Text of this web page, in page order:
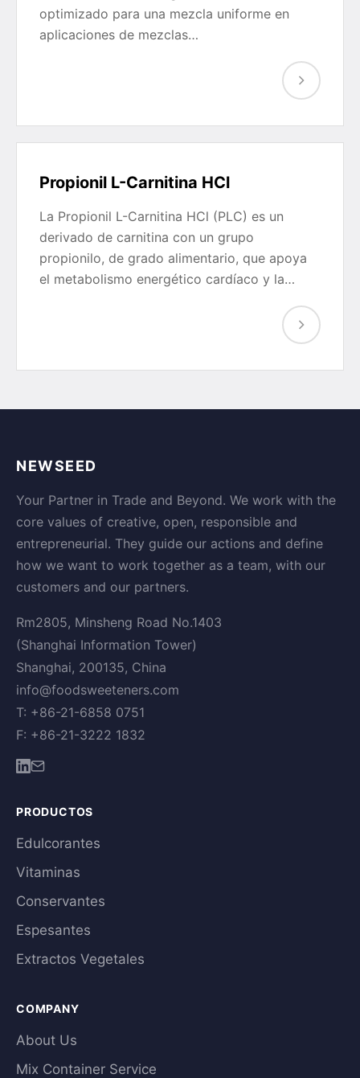
optimizado para una mezcla uniforme en
aplicaciones de mezclas…
Propionil L-Carnitina HCl
La Propionil L-Carnitina HCl (PLC) es un
derivado de carnitina con un grupo
propionilo, de grado alimentario, que apoya
el metabolismo energético cardíaco y la…
NEWSEED
Your Partner in Trade and Beyond. We work with the
core values of creative, open, responsible and
entrepreneurial. They guide our actions and define
how we want to work together as a team, with our
customers and our partners.
Rm2805, Minsheng Road No.1403
(Shanghai Information Tower)
Shanghai, 200135, China
info@foodsweeteners.com
T: +86-21-6858 0751
F: +86-21-3222 1832
PRODUCTOS
Edulcorantes
Vitaminas
Conservantes
Espesantes
Extractos Vegetales
COMPANY
About Us
Mix Container Service